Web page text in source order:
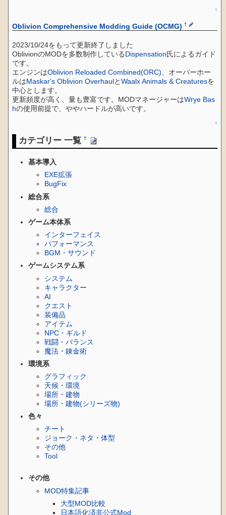
↑
Oblivion Comprehensive Modding Guide (OCMG) †
2023/10/24をもって更新終了しました
OblivionのMODを多数制作しているDispensation氏によるガイド
です。
エンジンはOblivion Reloaded Combined(ORC)、オーバーホー
ルはMaskar's Oblivion OverhaulとWaalx Animals & Creaturesを
中心とします。
更新頻度が高く、量も豊富です。MODマネージャーはWrye Bas
hの使用前提で、ややハードルが高いです。
↑
カテゴリー 一覧†
基本導入
EXE拡張
BugFix
総合系
総合
ゲーム本体系
インターフェイス
パフォーマンス
BGM・サウンド
ゲームシステム系
システム
キャラクター
AI
クエスト
装備品
アイテム
NPC・ギルド
戦闘・バランス
魔法・錬金術
環境系
グラフィック
天候・環境
場所・建物
場所・建物(シリーズ物)
色々
チート
ジョーク・ネタ・体型
その他
Tool
その他
MOD特集記事
大型MOD比較
日本語化済非公式Mod